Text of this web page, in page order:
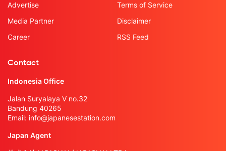
Advertise
Media Partner
Career
Terms of Service
Disclaimer
RSS Feed
Contact
Indonesia Office
Jalan Suryalaya V no.32
Bandung 40265
Email: info@japanesestation.com
Japan Agent